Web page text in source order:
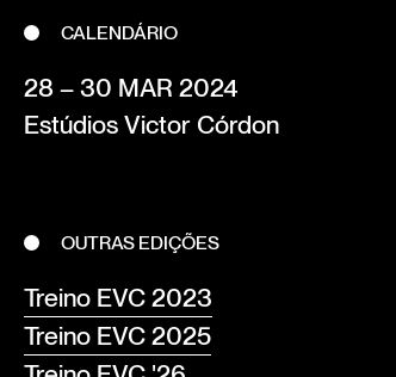
CALENDÁRIO
28 – 30 MAR 2024
Estúdios Victor Córdon
OUTRAS EDIÇÕES
Treino EVC 2023
Treino EVC 2025